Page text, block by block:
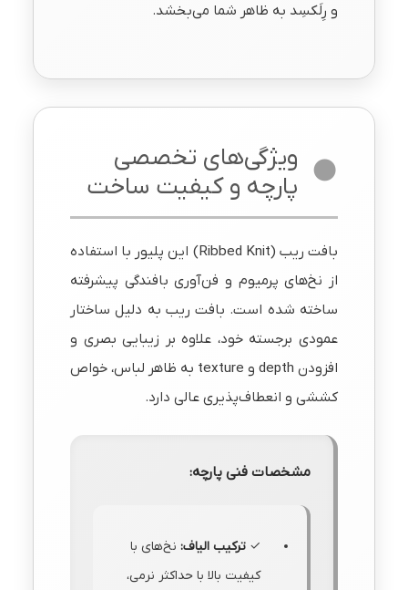
و رِلَکسِد به ظاهر شما می‌بخشد.
ویژگی‌های تخصصی
پارچه و کیفیت ساخت
بافت ریب (Ribbed Knit) این پلیور با استفاده
از نخ‌های پرمیوم و فن‌آوری بافندگی پیشرفته
ساخته شده است. بافت ریب به دلیل ساختار
عمودی برجسته خود، علاوه بر زیبایی بصری و
افزودن depth و texture به ظاهر لباس، خواص
کششی و انعطاف‌پذیری عالی دارد.
مشخصات فنی پارچه:
✓ ترکیب الیاف: نخ‌های با
کیفیت بالا با حداکثر نرمی،